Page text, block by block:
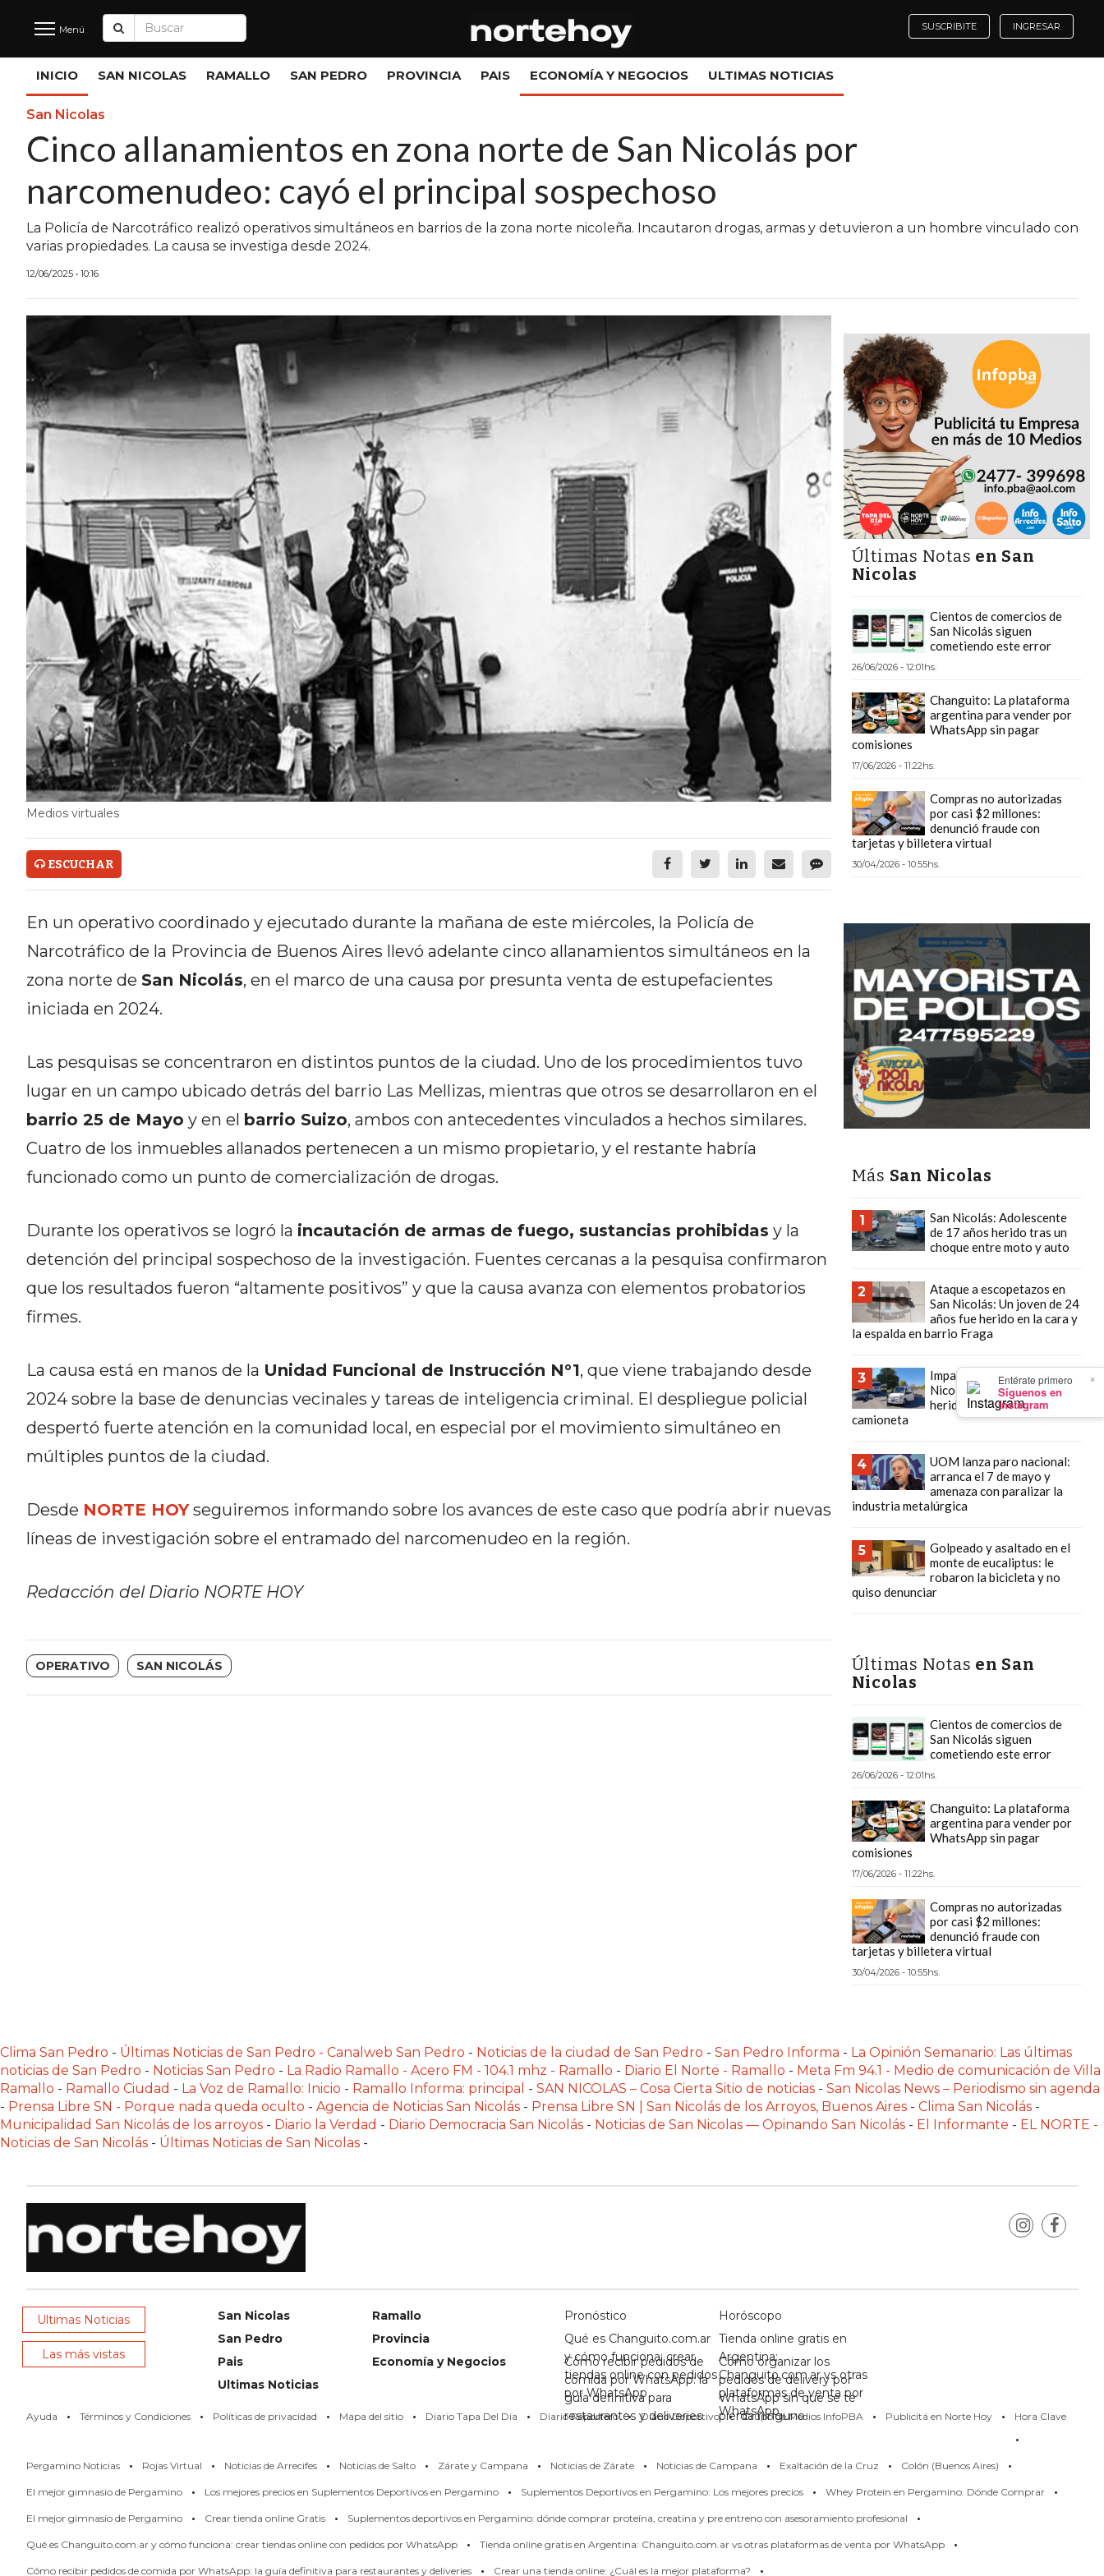
×
Entérate primero
Síguenos en
Instagram
Últimas
Noticias
INICIO
NOTICIAS RECIENTES
SAN NICOLAS
PAIS
ECONOMÍA Y NEGOCIOS
ULTIMAS NOTICIAS
TEMAS DESTACADOS
TECNOLOGÍA
SERVICIOS
PRONÓSTICO
HORÓSCOPO
QUÉ ES
CHANGUITO.COM.AR Y CÓMO
FUNCIONA: CREAR TIENDAS
ONLINE CON PEDIDOS POR
WHATSAPP
TIENDA ONLINE GRATIS EN
ARGENTINA:
CHANGUITO.COM.AR VS OTRAS
WHATSAPP
CÓMO RECIBIR PEDIDOS
DE COMIDA POR WHATSAPP:
RESTAURANTES Y DELIVERIES
PEDIDOS DE DELIVERY POR
WHATSAPP SIN QUE SE TE
AYUDA
CONDICIONES
POLÍTICAS
DE
SITIO
DIARIO
DIA
REPORTERO
DIARIO
ARRECIFES
NOTICIAS
DE
SALTO
NOTICIAS
NOTICIAS
DE
CAMPANA
EXALTACIÓN
CRUZ
(BUENOS
AIRES)
GIMNASIO
Menú SUSCRIBITE INGRESAR
INICIO SAN NICOLAS RAMALLO SAN PEDRO PROVINCIA PAIS ECONOMÍA Y NEGOCIOS ULTIMAS NOTICIAS
San Nicolas
Cinco allanamientos en zona norte de San Nicolás por
narcomenudeo: cayó el principal sospechoso
La Policía de Narcotráfico realizó operativos simultáneos en barrios de la zona norte nicoleña. Incautaron drogas, armas y detuvieron a un hombre vinculado con
varias propiedades. La causa se investiga desde 2024.
12/06/2025 • 10:16
Medios virtuales
ESCUCHAR
En un operativo coordinado y ejecutado durante la mañana de este miércoles, la Policía de
Narcotráfico de la Provincia de Buenos Aires llevó adelante cinco allanamientos simultáneos en la
zona norte de San Nicolás, en el marco de una causa por presunta venta de estupefacientes
iniciada en 2024.
Las pesquisas se concentraron en distintos puntos de la ciudad. Uno de los procedimientos tuvo
lugar en un campo ubicado detrás del barrio Las Mellizas, mientras que otros se desarrollaron en el
barrio 25 de Mayo y en el barrio Suizo, ambos con antecedentes vinculados a hechos similares.
Cuatro de los inmuebles allanados pertenecen a un mismo propietario, y el restante habría
funcionado como un punto de comercialización de drogas.
Durante los operativos se logró la incautación de armas de fuego, sustancias prohibidas y la
detención del principal sospechoso de la investigación. Fuentes cercanas a la pesquisa confirmaron
que los resultados fueron “altamente positivos” y que la causa avanza con elementos probatorios
firmes.
La causa está en manos de la Unidad Funcional de Instrucción N°1, que viene trabajando desde
2024 sobre la base de denuncias vecinales y tareas de inteligencia criminal. El despliegue policial
despertó fuerte atención en la comunidad local, en especial por el movimiento simultáneo en
múltiples puntos de la ciudad.
Desde NORTE HOYseguiremos informando sobre los avances de este caso que podría abrir nuevas
líneas de investigación sobre el entramado del narcomenudeo en la región.
Redacción del Diario NORTE HOY
OPERATIVO SAN NICOLÁS
Últimas Notas en San
Nicolas
Cientos de comercios de
San Nicolás siguen
cometiendo este error
26/06/2026 - 12:01hs.
Changuito: La plataforma
argentina para vender por
WhatsApp sin pagar
comisiones
17/06/2026 - 11:22hs.
Compras no autorizadas
por casi $2 millones:
denunció fraude con
tarjetas y billetera virtual
30/04/2026 - 10:55hs.
Más San Nicolas
1
San Nicolás: Adolescente
de 17 años herido tras un
choque entre moto y auto
2
Ataque a escopetazos en
San Nicolás: Un joven de 24
años fue herido en la cara y
la espalda en barrio Fraga
3
Impactante choque en San
Nicolás: joven motociclista
herido tras colisión con una
camioneta
4
UOM lanza paro nacional:
arranca el 7 de mayo y
amenaza con paralizar la
industria metalúrgica
5
Golpeado y asaltado en el
monte de eucaliptus: le
robaron la bicicleta y no
quiso denunciar
Últimas Notas en San
Nicolas
Cientos de comercios de
San Nicolás siguen
cometiendo este error
26/06/2026 - 12:01hs.
Changuito: La plataforma
argentina para vender por
WhatsApp sin pagar
comisiones
17/06/2026 - 11:22hs.
Compras no autorizadas
por casi $2 millones:
denunció fraude con
tarjetas y billetera virtual
30/04/2026 - 10:55hs.
Clima San Pedro - Últimas Noticias de San Pedro - Canalweb San Pedro - Noticias de la ciudad de San Pedro - San Pedro Informa - La Opinión Semanario: Las últimas
noticias de San Pedro - Noticias San Pedro - La Radio Ramallo - Acero FM - 104.1 mhz - Ramallo - Diario El Norte - Ramallo - Meta Fm 94.1 - Medio de comunicación de Villa
Ramallo - Ramallo Ciudad - La Voz de Ramallo: Inicio - Ramallo Informa: principal - SAN NICOLAS – Cosa Cierta Sitio de noticias - San Nicolas News – Periodismo sin agenda
- Prensa Libre SN - Porque nada queda oculto - Agencia de Noticias San Nicolás - Prensa Libre SN | San Nicolás de los Arroyos, Buenos Aires - Clima San Nicolás -
Municipalidad San Nicolás de los arroyos - Diario la Verdad - Diario Democracia San Nicolás - Noticias de San Nicolas — Opinando San Nicolás - El Informante - EL NORTE -
Noticias de San Nicolás - Últimas Noticias de San Nicolas -
Ultimas Noticias
Las más vistas
San Nicolas
Ramallo
San Pedro
Provincia
Pais
Economía y Negocios
Ultimas Noticias
Pronóstico
Horóscopo
Qué es Changuito.com.ar
y cómo funciona: crear
tiendas online con pedidos
por WhatsApp
Tienda online gratis en
Argentina:
Changuito.com.ar vs otras
plataformas de venta por
WhatsApp
Cómo recibir pedidos de
comida por WhatsApp: la
guía definitiva para
restaurantes y deliveries
Cómo organizar los
pedidos de delivery por
WhatsApp sin que se te
pierda ninguno
Ayuda · Términos y Condiciones · Políticas de privacidad · Mapa del sitio · Diario Tapa Del Dia · Diario Reportero · Diario Deportivo · Grupo de Medios InfoPBA · Publicitá en Norte Hoy · Hora Clave
·
Pergamino Noticias · Rojas Virtual · Noticias de Arrecifes · Noticias de Salto · Zárate y Campana · Noticias de Zárate · Noticias de Campana · Exaltación de la Cruz · Colón (Buenos Aires) ·
El mejor gimnasio de Pergamino · Los mejores precios en Suplementos Deportivos en Pergamino · Suplementos Deportivos en Pergamino: Los mejores precios · Whey Protein en Pergamino: Dónde Comprar ·
El mejor gimnasio de Pergamino · Crear tienda online Gratis · Suplementos deportivos en Pergamino: dónde comprar proteína, creatina y pre entreno con asesoramiento profesional ·
Qué es Changuito.com.ar y cómo funciona: crear tiendas online con pedidos por WhatsApp · Tienda online gratis en Argentina: Changuito.com.ar vs otras plataformas de venta por WhatsApp ·
Cómo recibir pedidos de comida por WhatsApp: la guía definitiva para restaurantes y deliveries · Crear una tienda online: ¿Cuál es la mejor plataforma? ·